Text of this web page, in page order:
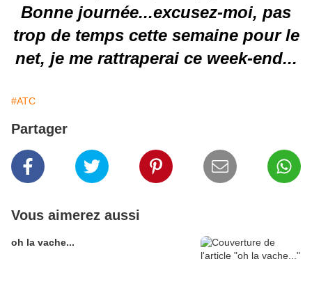
Bonne journée...excusez-moi, pas
trop de temps cette semaine pour le
net, je me rattraperai ce week-end...
#ATC
Partager
Vous aimerez aussi
oh la vache...